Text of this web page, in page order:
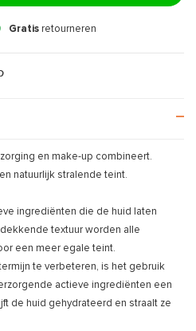
en make-up combineert.
natuurlijk stralende teint.
ingrediënten die de huid laten
textuur worden alle
een meer egale teint.
te verbeteren, is het gebruik
actieve ingrediënten een
de huid gehydrateerd en straalt ze